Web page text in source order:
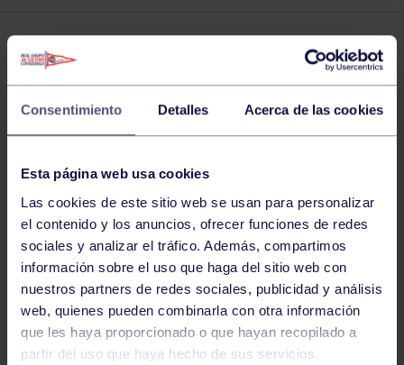
Consentimiento Detalles Acerca de las cookies
Esta página web usa cookies
Las cookies de este sitio web se usan para personalizar
el contenido y los anuncios, ofrecer funciones de redes
sociales y analizar el tráfico. Además, compartimos
información sobre el uso que haga del sitio web con
nuestros partners de redes sociales, publicidad y análisis
web, quienes pueden combinarla con otra información
que les haya proporcionado o que hayan recopilado a
partir del uso que haya hecho de sus servicios.
Comparte
NOTICIAS RELACIONADAS
Hockey 28 Jul 2026